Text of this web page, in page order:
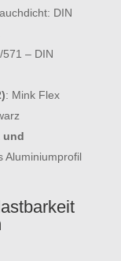
DIN
– DIN
: Mink Flex
und
Aluminiumprofil